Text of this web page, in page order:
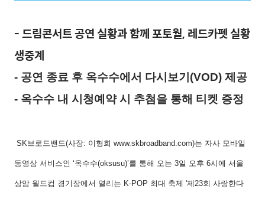
- 드림콘서트 공연 실황과 함께 포토월, 레드카펫 실황
생중계
- 공연 종료 후 옥수수에서 다시보기(VOD) 제공
- 옥수수 내 시청예약 시 추첨을 통해 티켓 증정
SK브로드밴드(사장: 이형희 www.skbroadband.com)는 자사 모바일
동영상 서비스인 ‘옥수수(oksusu)’를 통해 오는 3일 오후 6시에 서울
상암 월드컵 경기장에서 열리는 K-POP 최대 축제 '제23회 사랑한다